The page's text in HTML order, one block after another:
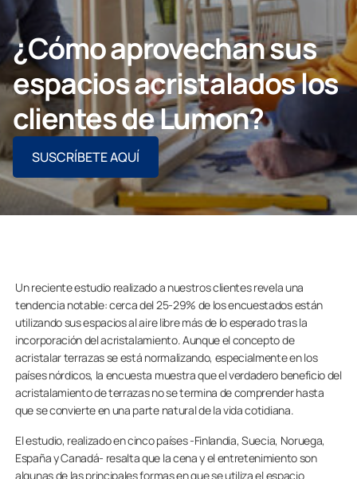
Particulares
Grupo Lumon
CONTACTO PROFESIONAL
¿Cómo aprovechan sus
espacios acristalados los
clientes de Lumon?
SUSCRÍBETE AQUÍ
Un reciente estudio realizado a nuestros clientes revela una
tendencia notable: cerca del 25-29% de los encuestados están
utilizando sus espacios al aire libre más de lo esperado tras la
incorporación del acristalamiento. Aunque el concepto de
acristalar terrazas se está normalizando, especialmente en los
países nórdicos, la encuesta muestra que el verdadero beneficio del
acristalamiento de terrazas no se termina de comprender hasta
que se convierte en una parte natural de la vida cotidiana.
El estudio, realizado en cinco países -Finlandia, Suecia, Noruega,
España y Canadá- resalta que la cena y el entretenimiento son
algunas de las principales formas en que se utiliza el espacio